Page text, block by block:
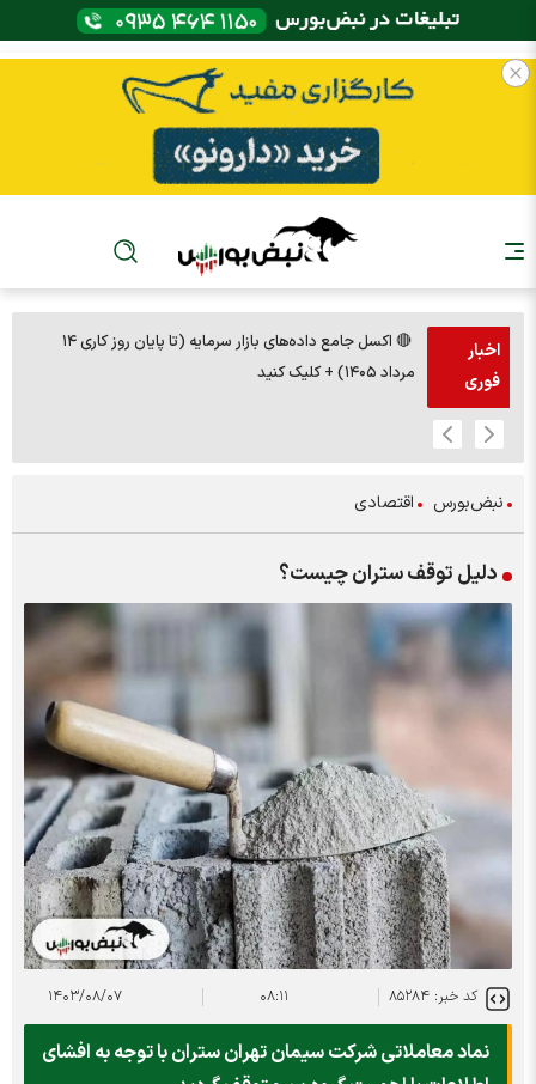
اخبار
فوری
🔴 اکسل جامع داده‌های بازار سرمایه (تا پایان روز کاری ۱۴
مرداد ۱۴۰۵) + کلیک کنید
نبض‌بورس اقتصادی
دلیل توقف ستران چیست؟
کد خبر: ۸۵۲۸۴ ۰۸:۱۱ ۱۴۰۳/۰۸/۰۷
نماد معاملاتی شرکت سیمان تهران ستران با توجه به افشای